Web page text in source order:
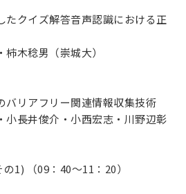
たクイズ解答音声認識における正
木稔男（崇城大）
バリアフリー関連情報収集技術
長井俊介・小西宏志・川野辺彰
1) （09：40～11：20）